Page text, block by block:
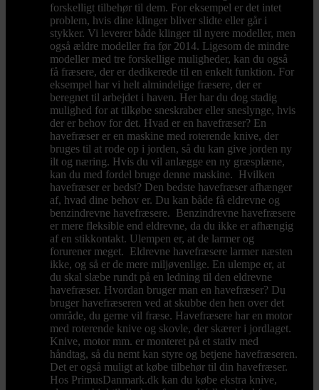
forskelligt tilbehør til dem. For eksempel er det intet
problem, hvis dine klinger bliver slidte eller går i
stykker. Vi leverer både klinger til nyere modeller, men
også ældre modeller fra før 2014. Ligesom de mindre
modeller med tre forskellige muligheder, kan du også
få fræsere, der er dedikerede til en enkelt funktion. For
eksempel har vi helt almindelige fræsere, der er
beregnet til arbejdet i haven. Her har du dog stadig
mulighed for at tilkøbe sneskraber eller sneslynge, hvis
der er behov for det. Hvad er en havefræser? En
havefræser er en maskine med roterende knive, der
bruges til at rode op i jorden, så du kan give jorden ny
ilt og næring. Hvis du vil anlægge en ny græsplæne,
kan du med fordel bruge denne maskine. Hvilken
havefræser er bedst? Den bedste havefræser afhænger
af, hvad dine behov er. Du kan både få eldrevne og
benzindrevne havefræsere. Benzindrevne havefræsere
er mere fleksible end eldrevne, da du ikke er afhængig
af en stikkontakt. Ulempen er, at de larmer og
forurener meget. Eldrevne havefræsere larmer næsten
ikke, og så er de mere miljøvenlige. En ulempe er, at
du skal slæbe rundt på en ledning til den eldrevne
havefræser. Hvordan bruger man en havefræser? Du
bruger havefræseren ved at skubbe den hen over det
område, du gerne vil fræse. Havefræsere har en motor
med roterende knive og skovle, der skærer i jordlaget.
Knive, motor mm. er monteret på et stativ med
håndtag, så du nemt kan styre og betjene havefræseren.
Det er også muligt at købe tilbehør til din havefræser.
Hos PrimusDanmark.dk kan du købe ekstra knive,